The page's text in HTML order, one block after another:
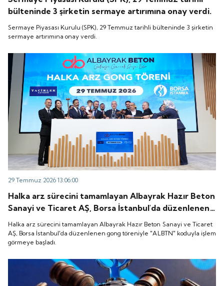
bülteninde 3 şirketin sermaye artırımına onay verdi.
Sermaye Piyasası Kurulu (SPK), 29 Temmuz tarihli bülteninde 3 şirketin
sermaye artırımına onay verdi.
29 Temmuz 2026 13:06:00
Halka arz sürecini tamamlayan Albayrak Hazır Beton
Sanayi ve Ticaret AŞ, Borsa İstanbul'da düzenlenen
gong töreniyle "ALBTN" koduyla işlem görmeye
başladı.
Halka arz sürecini tamamlayan Albayrak Hazır Beton Sanayi ve Ticaret
AŞ, Borsa İstanbul'da düzenlenen gong töreniyle "ALBTN" koduyla işlem
görmeye başladı.